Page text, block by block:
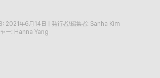
: 2021年6月14日
発行者/編集者: Sanha Kim
ー: Hanna Yang